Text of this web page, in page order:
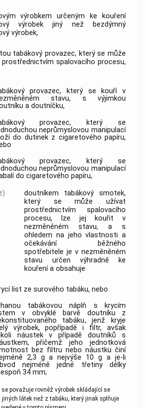
výrobkem určeným ke kouření
výrobekjiný než
bezdýmný
výrobek,
tabákový provazec, který se může
spalovacího procesu,
provazec, který se kouří v
stavu, s výjimkou
a doutníčku,
provazec, který se
neprůmyslovou manipulací
do dutinek z cigaretového papíru,
provazec, který se
neprůmyslovou manipulací
do cigaretového papíru,
doutníkem tabákový smotek,
který se může užívat
prostřednictvím spalovacího
procesu, lze jej kouřit v
nezměněném stavu, a s
ohledem na jeho vlastnosti a
očekávání běžného
spotřebitele je v nezměněném
stavu určen výhradně ke
kouření a obsahuje
list ze surového tabáku, nebo
tabákovou náplň s krycím
v obvyklé barvě doutníku z
tabáku, jenž kryje
výrobek, popřípadě i filtr, avšak
náustek v případědoutníků s
přičemž jeho jednotková
bez filtru nebo náustku činí
2,3 g a nejvýše 10 g a je-li
nejméně jedné třetiny délky
34 mm;
považuje rovněž výrobek skládající se
jiných látek než ztabáku, který jinak splňuje